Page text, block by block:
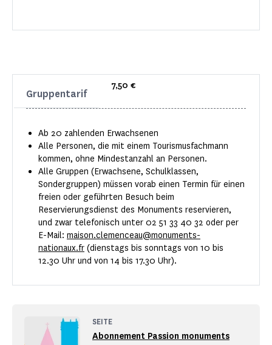
Gruppentarif
7,50 €
Ab 20 zahlenden Erwachsenen
Alle Personen, die mit einem Tourismusfachmann
kommen, ohne Mindestanzahl an Personen.
Alle Gruppen (Erwachsene, Schulklassen,
Sondergruppen) müssen vorab einen Termin für einen
freien oder geführten Besuch beim
Reservierungsdienst des Monuments reservieren,
und zwar telefonisch unter 02 51 33 40 32 oder per
E-Mail: maison.clemenceau@monuments-
nationaux.fr (dienstags bis sonntags von 10 bis
12.30 Uhr und von 14 bis 17.30 Uhr).
Abonnement Passion monuments
SEITE